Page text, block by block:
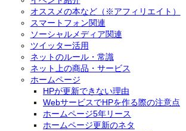
オススメの本など（※アフィリエイト）
スマートフォン関連
ソーシャルメディア関連
ツイッター活用
ネットのルール・常識
ネット上の商品・サービス
ホームページ
HPが更新できない理由
WebサービスでHPを作る際の注意点
ホームページ5年リース
ホームページ更新のネタ